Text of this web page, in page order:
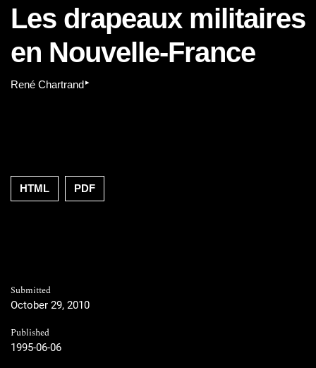
Les drapeaux militaires
en Nouvelle-France
René Chartrand▸
HTML PDF
Submitted
October 29, 2010
Published
1995-06-06